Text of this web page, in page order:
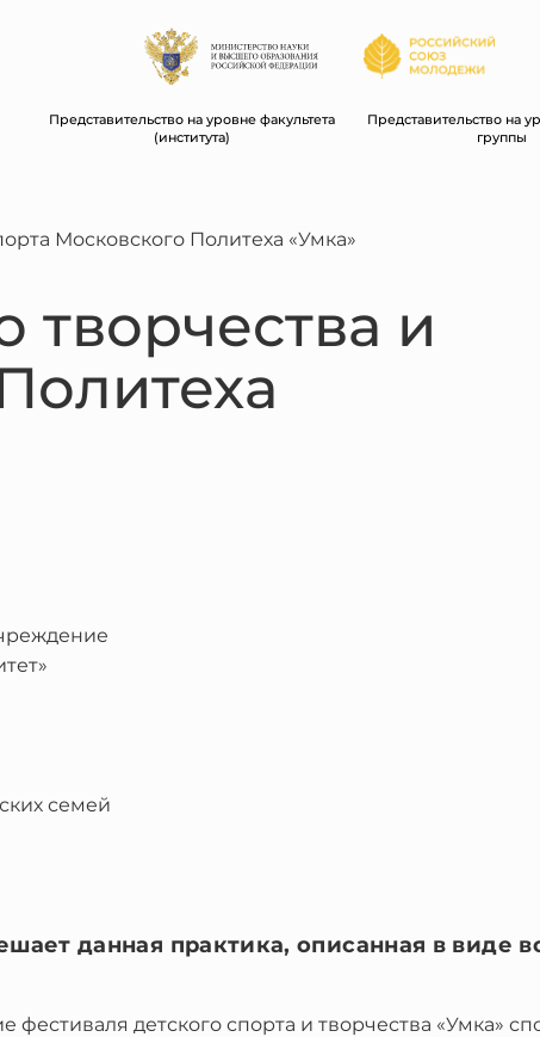
Представительство на уровне факультета
(института)
Представительство на
группы
Московского Политеха «Умка»
творчества и
семей
данная практика, описанная в виде
детского спорта и творчества «Умка»